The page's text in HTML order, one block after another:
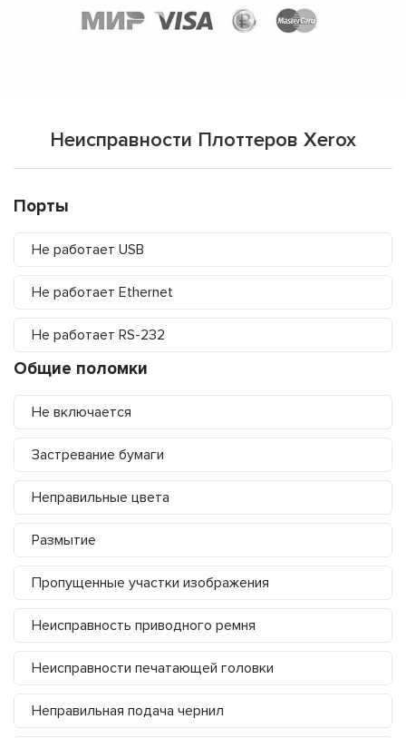
Неисправности Плоттеров Xerox
Порты
Не работает USB
Не работает Ethernet
Не работает RS-232
Общие поломки
Не включается
Застревание бумаги
Неправильные цвета
Размытие
Пропущенные участки изображения
Неисправность приводного ремня
Неисправности печатающей головки
Неправильная подача чернил